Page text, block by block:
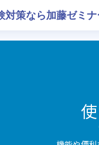
対策なら加藤ゼミ